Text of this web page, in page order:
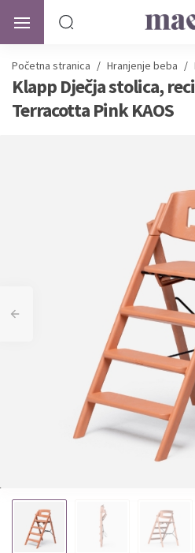
Početna stranica / Hranjenje beba /
Klapp Dječja stolica,
Terracotta Pink KAOS